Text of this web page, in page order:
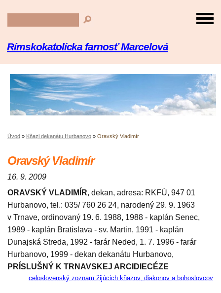
Rímskokatolícka farnosť Marcelová
Úvod » Kňazi dekanátu Hurbanovo » Oravský Vladimír
Oravský Vladimír
16. 9. 2009
ORAVSKÝ VLADIMÍR, dekan, adresa: RKFÚ, 947 01
Hurbanovo, tel.: 035/ 760 26 24, narodený 29. 9. 1963
v Trnave, ordinovaný 19. 6. 1988, 1988 - kaplán Senec,
1989 - kaplán Bratislava - sv. Martin, 1991 - kaplán
Dunajská Streda, 1992 - farár Neded, 1. 7. 1996 - farár
Hurbanovo, 1999 - dekan dekanátu Hurbanovo,
PRÍSLUŠNÝ K TRNAVSKEJ ARCIDIECÉZE
celoslovenský zoznam žijúcich kňazov, diakonov a bohoslovcov